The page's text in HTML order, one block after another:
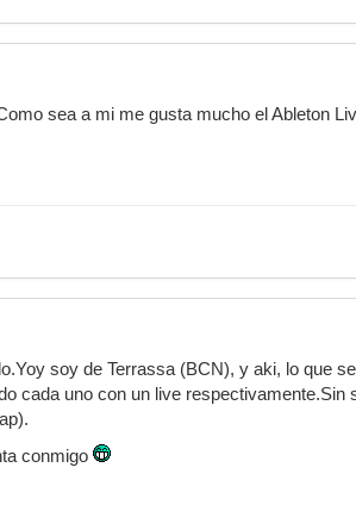
sea a mi me gusta mucho el Ableton
soy de Terrassa (BCN), y aki, lo que
cada uno con un live
conmigo